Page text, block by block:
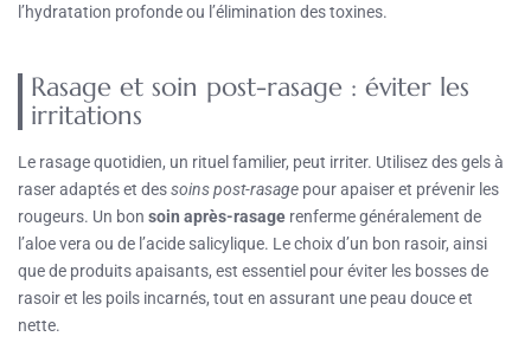
l’hydratation profonde ou l’élimination des toxines.
Rasage et soin post-rasage : éviter les
irritations
Le rasage quotidien, un rituel familier, peut irriter. Utilisez des gels à
raser adaptés et dessoins post-rasage pour apaiser et prévenir les
rougeurs. Un bon soin après-rasage renferme généralement de
l’aloe vera ou de l’acide salicylique. Le choix d’un bon rasoir, ainsi
que de produits apaisants, est essentiel pour éviter les bosses de
rasoir et les poils incarnés, tout en assurant une peau douce et
nette.